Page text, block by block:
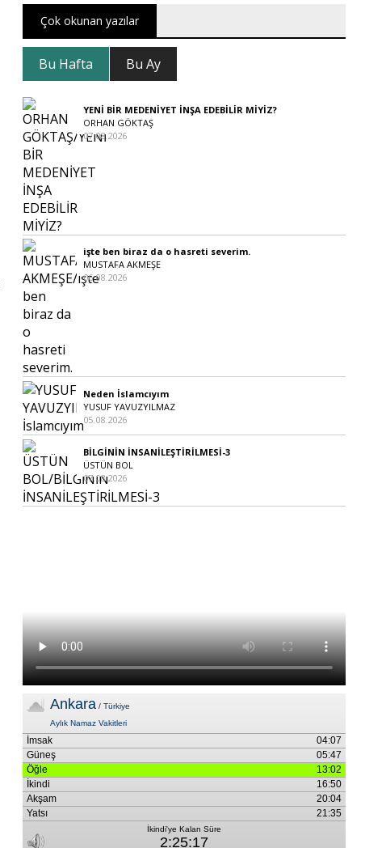
Çok okunan yazılar
Bu Hafta Bu Ay
YENİ BİR MEDENİYET İNŞA EDEBİLİR MİYİZ?
ORHAN GÖKTAŞ
07.08.2026
işte ben biraz da o hasreti severim.
MUSTAFA AKMEŞE
06.08.2026
Neden İslamcıyım
YUSUF YAVUZYILMAZ
05.08.2026
BİLGİNİN İNSANİLEŞTİRİLMESİ-3
ÜSTÜN BOL
07.08.2026